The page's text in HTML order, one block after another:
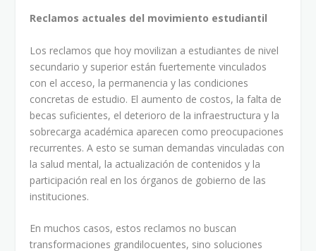
Reclamos actuales del movimiento estudiantil
Los reclamos que hoy movilizan a estudiantes de nivel
secundario y superior están fuertemente vinculados
con el acceso, la permanencia y las condiciones
concretas de estudio. El aumento de costos, la falta de
becas suficientes, el deterioro de la infraestructura y la
sobrecarga académica aparecen como preocupaciones
recurrentes. A esto se suman demandas vinculadas con
la salud mental, la actualización de contenidos y la
participación real en los órganos de gobierno de las
instituciones.
En muchos casos, estos reclamos no buscan
transformaciones grandilocuentes, sino soluciones